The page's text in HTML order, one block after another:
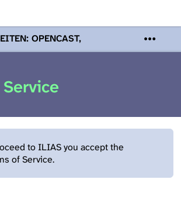
OPENCAST,
Mi 19. August
Podcasts,
to ILIAS you accept the
of Service.